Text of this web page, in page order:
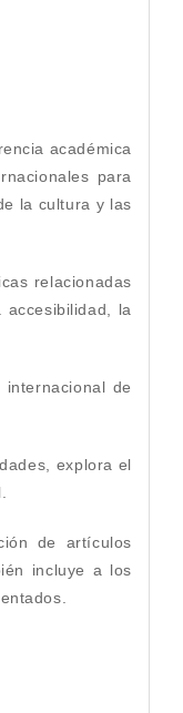
académica
para
la cultura y las
relacionadas
la
de
explora el
de artículos
incluye a los